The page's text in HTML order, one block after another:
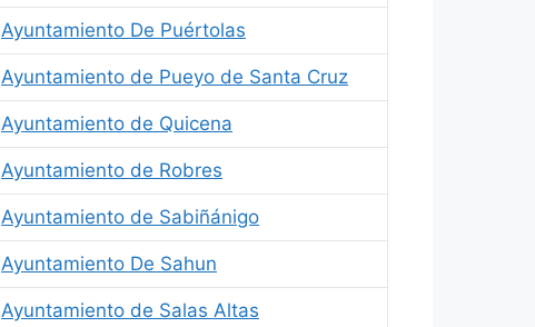
Ayuntamiento De Puértolas
Ayuntamiento de Pueyo de Santa Cruz
Ayuntamiento de Quicena
Ayuntamiento de Robres
Ayuntamiento de Sabiñánigo
Ayuntamiento De Sahun
Ayuntamiento de Salas Altas